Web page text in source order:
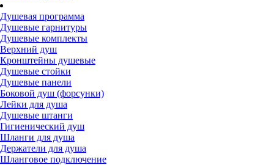
Душевая программа
Душевые гарнитуры
Душевые комплекты
Верхний душ
Кронштейны душевые
Душевые стойки
Душевые панели
Боковой душ (форсунки)
Лейки для душа
Душевые штанги
Гигиенический душ
Шланги для душа
Держатели для душа
Шланговое подключение